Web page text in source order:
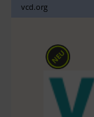
vcd.org